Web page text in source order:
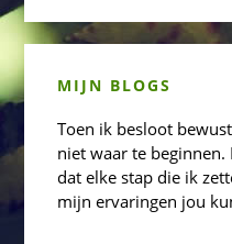
MIJN BLOGS
Toen ik besloot
niet waar te
dat elke stap die ik
mijn ervaringen jou